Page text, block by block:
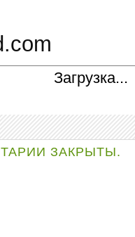
Загрузка...
ЗАКРЫТЫ.